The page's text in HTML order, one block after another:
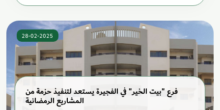
28-02-2025
فرع "بيت الخير" في الفجيرة يستعد لتنفيذ حزمة من
المشاريع الرمضانية